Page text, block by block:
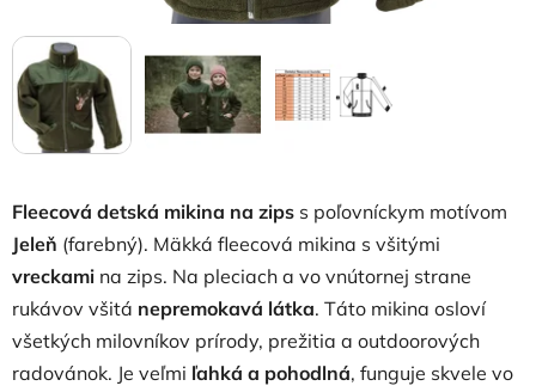
Fleecová detská mikina na zips s poľovníckym motívom
Jeleň (farebný). Mäkká fleecová mikina s všitými
vreckami na zips. Na pleciach a vo vnútornej strane
rukávov všitá nepremokavá látka. Táto mikina osloví
všetkých milovníkov prírody, prežitia a outdoorových
radovánok. Je veľmi ľahká a pohodlná, funguje skvele vo